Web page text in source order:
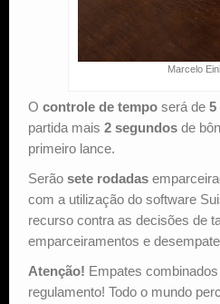
Marcelo
O controle de tempo será de 5
partida mais 2 segundos de
primeiro lance.
Serão sete rodadas
com a utilização do software
recurso contra as decisões de
emparceiramentos e
Atenção! Empates
regulamento! Todo o mundo